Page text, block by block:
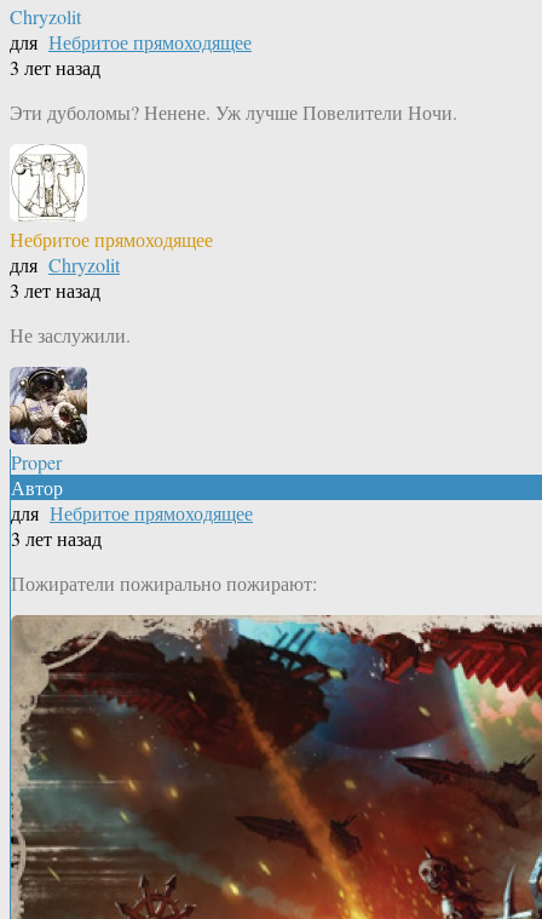
Chryzolit
для Небритое прямоходящее
3 лет назад
Эти дуболомы? Ненене. Уж лучше Повелители Ночи.
Небритое прямоходящее
для Chryzolit
3 лет назад
Не заслужили.
Proper
Автор
для Небритое прямоходящее
3 лет назад
Пожиратели пожирально пожирают: